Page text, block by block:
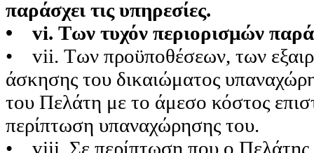
παράσχει τις υπηρεσίες.
• vi. Των τυχόν περιορισμών
• vii. Των προϋποθέσεων, των
άσκησης του δικαιώματος
του Πελάτη με το άμεσο κόστος
περίπτωση υπαναχώρησης του.
• viii. Σε περίπτωση που ο Πελάτης